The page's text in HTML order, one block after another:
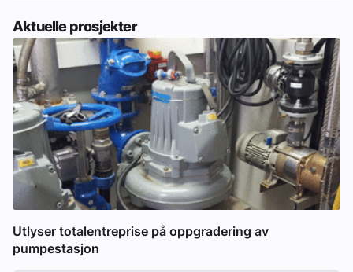
Aktuelle prosjekter
Utlyser totalentreprise på oppgradering av
pumpestasjon